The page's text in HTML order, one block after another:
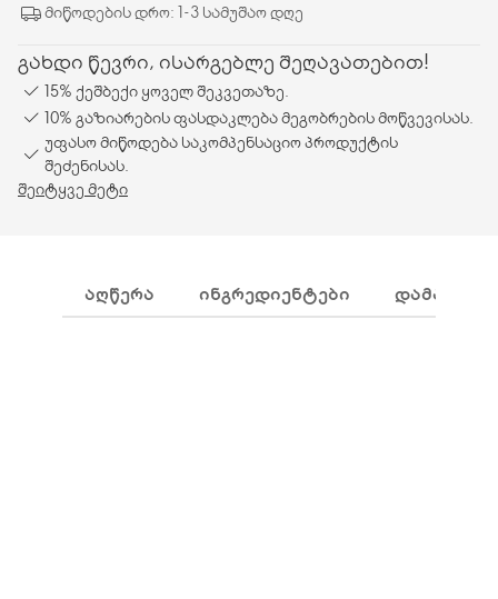
მიწოდების დრო: 1-3 სამუშაო დღე
გახდი წევრი, ისარგებლე შეღავათებით!
15% ქეშბექი ყოველ შეკვეთაზე.
10% გაზიარების ფასდაკლება მეგობრების მოწვევისას.
უფასო მიწოდება საკომპენსაციო პროდუქტის
შეძენისას.
შეიტყვე მეტი
ᲐᲦᲬᲔᲠᲐ ᲘᲜᲒᲠᲔᲓᲘᲔᲜᲢᲔᲑᲘ